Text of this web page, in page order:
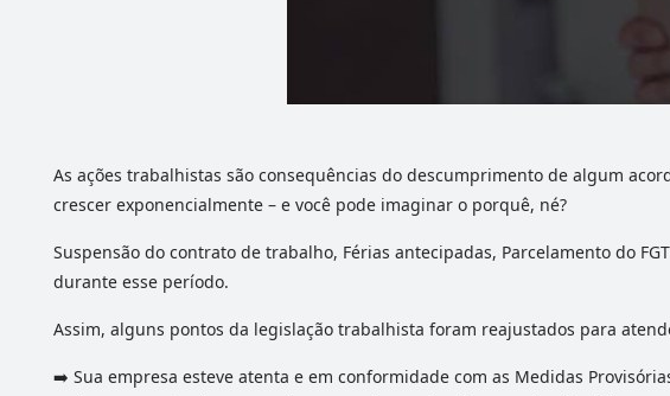
As ações trabalhistas são consequências do descumprimento de algum
crescer exponencialmente – e você pode imaginar o porquê, né?
Suspensão do contrato de trabalho, Férias antecipadas, Parcelamento do
durante esse período.
Assim, alguns pontos da legislação trabalhista foram reajustados para
➡
Sua empresa esteve atenta e em conformidade com as Medidas